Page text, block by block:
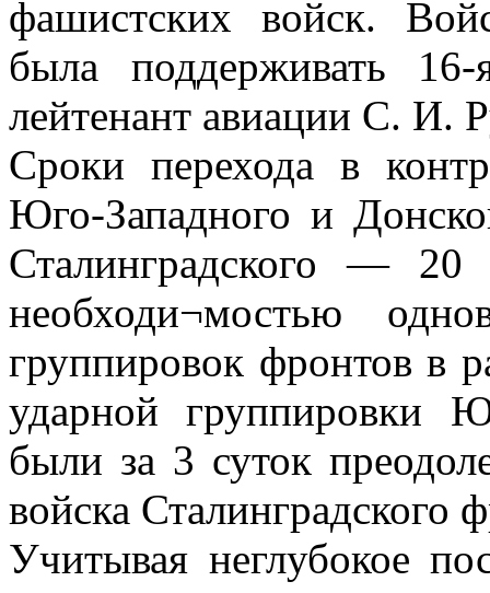
фашистских войск.
была поддерживать
лейтенант авиации С. И.
Сроки перехода в
Юго-Западного и
Сталинградского — 20
необходи¬мостью
группировок фронтов в
ударной группировки
были за 3 суток
войска Сталинградского
Учитывая неглубокое